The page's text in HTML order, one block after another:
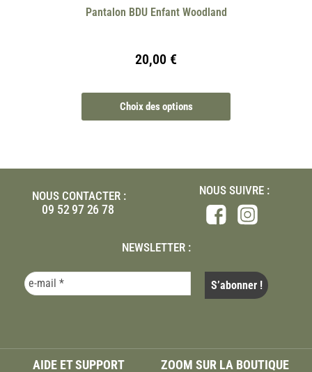
Pantalon BDU Enfant Woodland
20,00 €
Choix des options
NOUS CONTACTER :
09 52 97 26 78
NOUS SUIVRE :
NEWSLETTER :
AIDE ET SUPPORT ZOOM SUR LA BOUTIQUE